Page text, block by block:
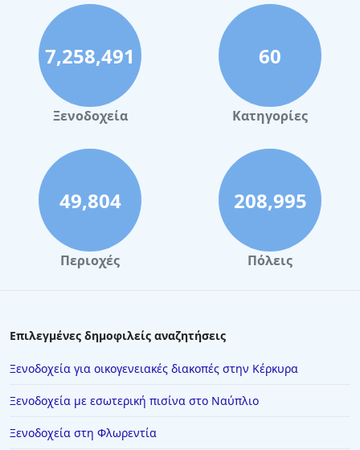
7,258,491
Ξενοδοχεία
60
Κατηγορίες
49,804
Περιοχές
208,995
Πόλεις
Επιλεγμένες δημοφιλείς αναζητήσεις
Ξενοδοχεία για οικογενειακές διακοπές στην Κέρκυρα
Ξενοδοχεία με εσωτερική πισίνα στο Ναύπλιο
Ξενοδοχεία στη Φλωρεντία